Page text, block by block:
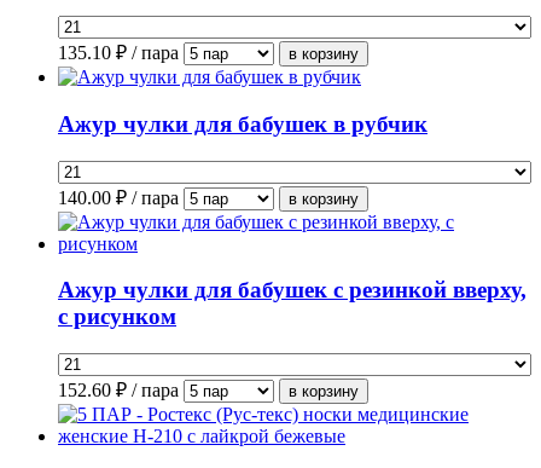
135.10 ₽ / пара
Ажур чулки для бабушек в рубчик
140.00 ₽ / пара
Ажур чулки для бабушек с резинкой вверху,
с рисунком
152.60 ₽ / пара